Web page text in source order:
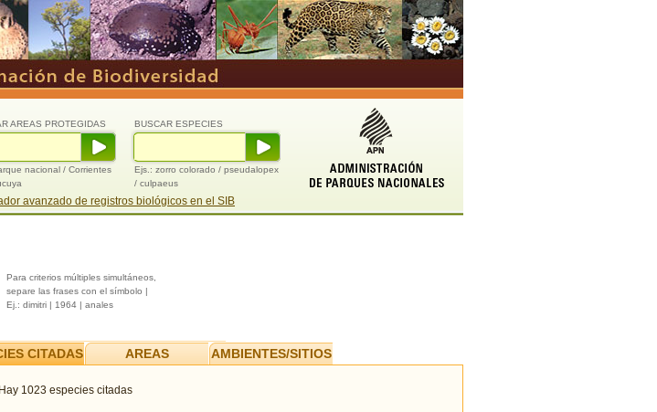
BUSCAR ESPECIES
Ejs.: zorro colorado / pseudalopex
/ culpaeus
AREAS PROTEGIDAS
nacional / Corrientes
avanzado de registros biológicos en el SIB
Para criterios múltiples simultáneos,
separe las frases con el símbolo |
Ej.: dimitri | 1964 | anales
CITADAS AREAS AMBIENTES/SITIOS
Hay 1023 especies citadas